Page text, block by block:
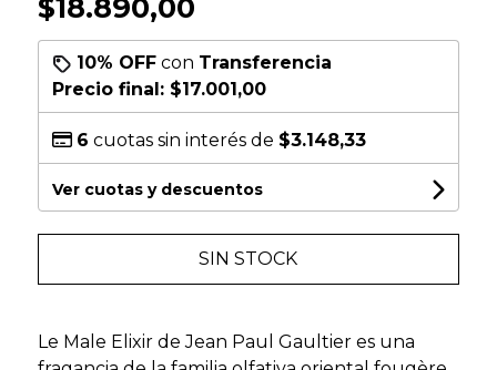
$18.890,00
10% OFFcon Transferencia
Precio final: $17.001,00
6 cuotas sin interés de $3.148,33
Ver cuotas y descuentos
SIN STOCK
Le Male Elixir de Jean Paul Gaultier es una